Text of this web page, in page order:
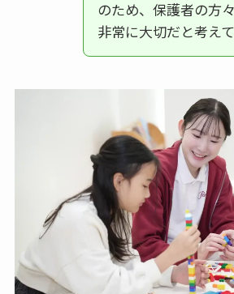
のため、保護者の方
非常に大切だと考えて